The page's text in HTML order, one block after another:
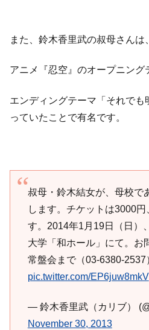
また、鈴木香里武の叔母さんは、
アニメ『忍空』のオープニング
エンディングテーマ「それでも
っていたことで有名です。
叔母・鈴木結女が、母校で
します。チケットは3000
す。2014年1月19日（日）
大学「和ホール」にて。お
常盤会まで（03-6380-2537
pic.twitter.com/EP6juw8mkV
— 鈴木香里武（カリブ）
November 30, 2013